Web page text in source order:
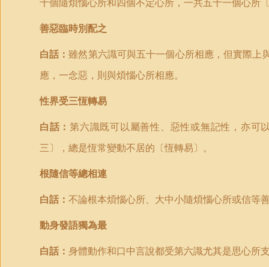
善惡臨時別配之
白話：雖然第六識可與五十一個心所相應，但實際
應，一念惡，則與煩惱心所相應。
性界受三恆轉易
白話：第六識既可以屬善性、惡性或無記性，亦可
三〕，總是恆常變動不居的〔恆轉易〕。
根隨信等總相連
白話： 不論根本煩惱心所、大中小隨煩惱心所或信等
動身發語獨為最
白話： 身體動作和口中言說都受第六識尤其是思心所